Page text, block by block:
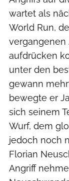
wartet als
World Run,
vergangenen
aufdrücken
unter den
gewann
bewegte er
sich seinem
Wurf, dem
jedoch noch
Florian
Angriff